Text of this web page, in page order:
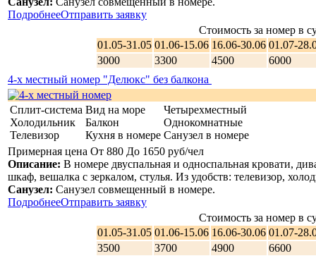
местах общего пользования
Нет предметов совместного использования (бумажное
меню, журналы, ручки, газеты и т. д.)
Соблюдаются все протоколы безопасности, принятые
местными властями.
Уборка и дезинфекция:
Гости могут отказаться от уборки;
Дезинфекция жилья проводится перед приездом
каждого нового гостя;
Стирка постельного белья, полотенец и вещей гостей
выполняется в соответствии с местными нормативными
требованиями;
Применяются чистящие средства, эффективные против
коронавируса.
ПодробнееОтправить заявку
Стоимость за номер в
01.05-31.05 01.06-15.06 16.06-30.06 01.07-
3000
3300 4500
6000
4-х местный номер "Делюкс" без балкона
Сплит-система
Холодильник
Телевизор
Вид на море
Балкон
Кухня в номере
Четырехместный
Однокомнатные
Санузел в номере
Примерная цена От 880 До 1650 руб/чел
Описание: В номере двуспальная и односпальная кровати,
шкаф, вешалка с зеркалом, стулья. Из удобств: телевизор,
Санузел: Санузел совмещенный в номере.
ПодробнееОтправить заявку
Стоимость за номер в
01.05-31.05 01.06-15.06 16.06-30.06 01.07-
3500
3700 4900
6600